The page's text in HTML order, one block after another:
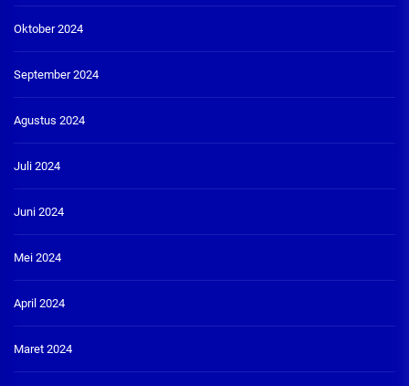
Oktober 2024
September 2024
Agustus 2024
Juli 2024
Juni 2024
Mei 2024
April 2024
Maret 2024